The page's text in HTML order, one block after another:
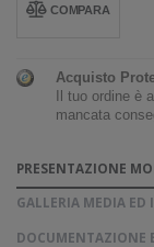
COMPARA
Acquisto
Il tuo ordine è
mancata
PRESENTAZIONE
GALLERIA MEDIA ED
DOCUMENTAZIONE